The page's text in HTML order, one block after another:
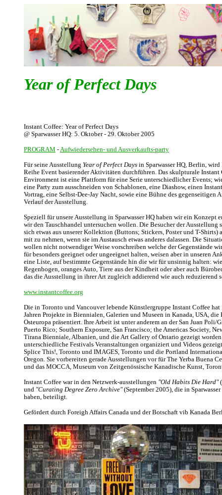
Year of Perfect Days
Instant Coffee: Year of Perfect Days
@ Sparwasser HQ: 5. Oktober - 29. Oktober 2005
PROGRAM -Aufwiedersehen- und Ausverkaufts-party
Für seine Ausstellung Year of Perfect Days in Sparwasser HQ, Berlin,
Reihe Event basierender Aktivitäten durchführen. Das skulpturale Instant
Environment ist eine Plattform für eine Serie unterschiedlicher Events;
eine Party zum ausschneiden von Schablonen, eine Diashow, einen
Vortrag, eine Selbst-Dee-Jay Nacht, sowie eine Bühne des gegenseitigen
Verlauf der Ausstellung.
Speziell für unsere Ausstellung in Sparwasser HQ haben wir ein Konzept
wir den Tauschhandel untersuchen wollen. Die Besucher der Ausstellung
sich etwas aus unserer Kollektion (Buttons; Stickers, Poster und T-Shirts)
mit zu nehmen, wenn sie im Austausch etwas anderes dalassen. Die
wollen nicht notwendiger Weise vorschreiben welche der Gegenstände
für besonders geeignet oder ungeeignet halten, weisen aber in unseren
eine Liste, auf bestimmte Gegenstände hin die wir für unsinnig halten:
Regenbogen, oranges Auto, Tiere aus der Kindheit oder aber auch
das die Ausstellung in ihrer Art zugleich addierend wie auch reduzierend
www.instantcoffee.org
Die in Toronto und Vancouver lebende Künstlergruppe Instant Coffee
Jahren Projekte in Biennialen, Galerien und Museen in Kanada, USA,
Osteuropa präsentiert. Ihre Arbeit ist unter anderem an der San Juan Poli/
Puerto Rico; Southern Exposure, San Francisco; the Americas Society,
Tirana Bienniale, Albanien, und die Art Gallery of Ontario gezeigt
unterschiedliche Festivals Veranstaltungen organiziert und Videos
Splice This!, Toronto und IMAGES, Toronto und die Portland
Oregon. Sie vorbereiten gerade Ausstellungen vor für The Yerba Buena
und das MOCCA, Museum von Zeitgenössische Kanadische Kunst,
Instant Coffee war in den Netzwerk-ausstellungen "Old Habits Die Hard"
und "Curating Degree Zero Archive"(September 2005), die in
haben, beteiligt.
Gefördert durch Foreigh Affairs Canada und der Botschaft vib Kanada